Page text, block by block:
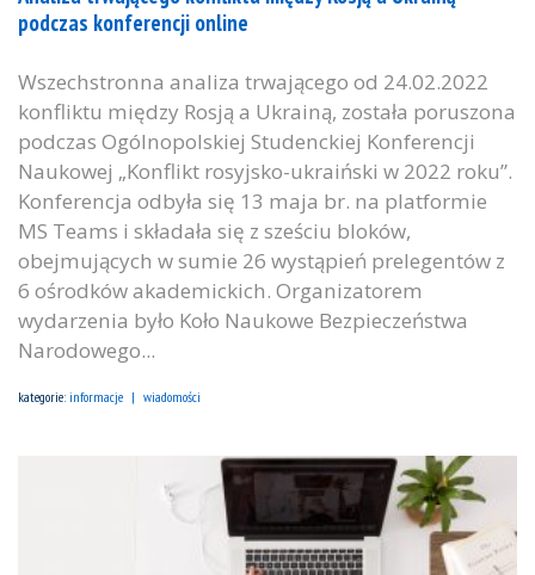
podczas konferencji online
Wszechstronna analiza trwającego od 24.02.2022
konfliktu między Rosją a Ukrainą, została poruszona
podczas Ogólnopolskiej Studenckiej Konferencji
Naukowej „Konflikt rosyjsko-ukraiński w 2022 roku”.
Konferencja odbyła się 13 maja br. na platformie
MS Teams i składała się z sześciu bloków,
obejmujących w sumie 26 wystąpień prelegentów z
6 ośrodków akademickich. Organizatorem
wydarzenia było Koło Naukowe Bezpieczeństwa
Narodowego...
kategorie: informacje wiadomości